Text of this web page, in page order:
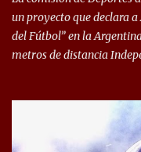
un proyecto que declara
del Fútbol” en la
metros de distancia
Libertadores de
son protagonistas de un
argentino. De ella